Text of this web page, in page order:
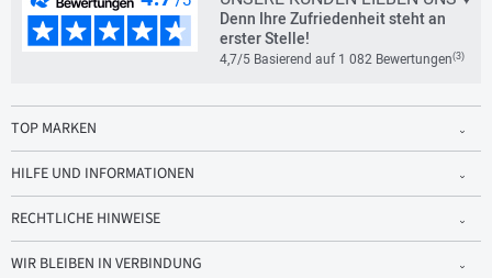
Denn Ihre Zufriedenheit steht an
erster Stelle!
4,7/5 Basierend auf 1 082 Bewertungen(3)
TOP MARKEN
HILFE UND INFORMATIONEN
RECHTLICHE HINWEISE
WIR BLEIBEN IN VERBINDUNG